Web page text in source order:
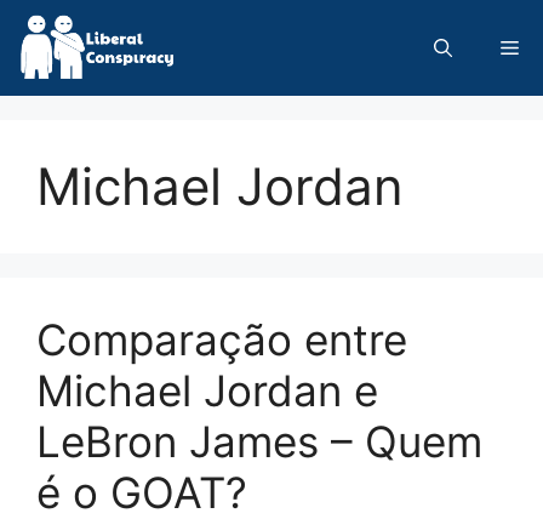
Skip
content
Michael Jordan
Comparação entre
Michael Jordan e
LeBron James – Quem
é o GOAT?